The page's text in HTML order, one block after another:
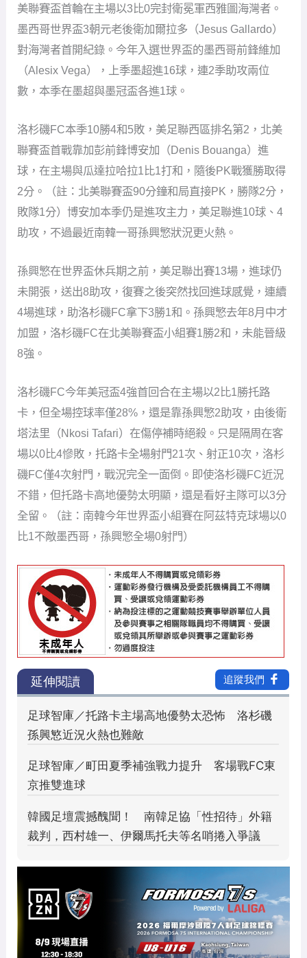
美聯賽盃首輪在主場以3比0完封衛冕軍西雅圖海灣者。
墨西哥世界盃3朝元老後衛加爾拉多（Jesus Gallardo）
對海灣者首開紀錄。今年入選世界盃的墨西哥前鋒維加
（Alesix Vega），上季墨超進16球，連2季助攻兩位
數，本季在墨超與墨冠盃各進1球。
洛杉磯FC本季10勝4和5敗，美足聯西區排名第2，北美
聯賽盃首戰靠加彭前鋒博安加（Denis Bouanga）進
球，在主場與瓜達拉哈拉1比1打和，隨後PK戰獲勝取得
2分。（註：北美聯賽盃90分鐘和局直接PK，勝隊2分，
敗隊1分）博安加本季仍是進攻主力，美足聯進10球、4
助攻，不過最近南韓一哥孫興慜狀況更火熱。
孫興慜在世界盃休兵期之前，美足聯出賽13場，進球仍
未開張，送出8助攻，復賽之後突然找回進球感覺，連續
4場進球，助洛杉磯FC拿下3勝1和。孫興慜去年8月中才
加盟，洛杉磯FC在北美聯賽盃小組賽1勝2和，未能晉級
8強。
洛杉磯FC今年美冠盃4強首回合在主場以2比1勝托路
卡，但全場控球率僅28%，還是靠孫興慜2助攻，由後衛
塔法里（Nkosi Tafari）在傷停補時絕殺。只是隔周在客
場以0比4慘敗，托路卡全場射門21次、射正10次，洛杉
磯FC僅4次射門，戰況完全一面倒。即使洛杉磯FC近況
不錯，但托路卡高地優勢太明顯，還是看好主隊可以3分
全留。（註：南韓今年世界盃小組賽在阿茲特克球場以0
比1不敵墨西哥，孫興慜全場0射門）